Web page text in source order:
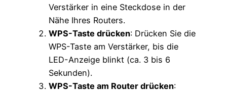
Verstärker in eine Steckdose in der
Nähe Ihres Routers.
WPS-Taste drücken: Drücken Sie die
WPS-Taste am Verstärker, bis die
LED-Anzeige blinkt (ca. 3 bis 6
Sekunden).
WPS-Taste am Router drücken: